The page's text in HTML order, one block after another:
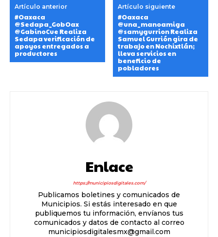
Artículo anterior
#Oaxaca
@Sedapa_GobOax
@GabinoCue Realiza
Sedapa verificación de
apoyos entregados a
productores
Artículo siguiente
#Oaxaca
@una_manoamiga
@samygurrion Realiza
Samuel Gurrión gira de
trabajo en Nochixtlán;
lleva servicios en
beneficio de
pobladores
Enlace
https://municipiosdigitales.com/
Publicamos boletines y comunicados de
Municipios. Si estás interesado en que
publiquemos tu información, envíanos tus
comunicados y datos de contacto al correo
municipiosdigitalesmx@gmail.com